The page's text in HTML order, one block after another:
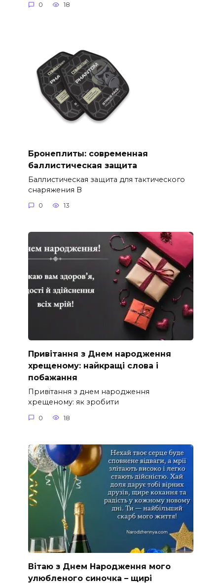
0 18
Бронеплиты: современная
баллистическая защита
Баллистическая защита для тактического
снаряжения В
0 13
Привітання з Днем народження
хрещеному: найкращі слова і
побажання
Привітання з днем народження
хрещеному: як зробити
0 18
Вітаю з Днем Народження мого
улюбленого синочка – щирі